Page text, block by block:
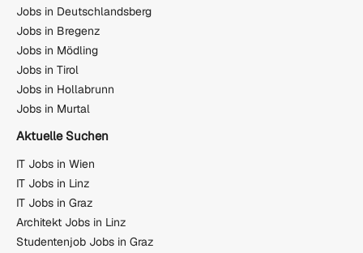
Jobs in Deutschlandsberg
Jobs in Bregenz
Jobs in Mödling
Jobs in Tirol
Jobs in Hollabrunn
Jobs in Murtal
Aktuelle Suchen
IT Jobs in Wien
IT Jobs in Linz
IT Jobs in Graz
Architekt Jobs in Linz
Studentenjob Jobs in Graz